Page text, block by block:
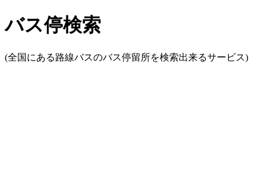
バス停検索
(全国にある路線バスのバス停留所を検索出来るサービス)